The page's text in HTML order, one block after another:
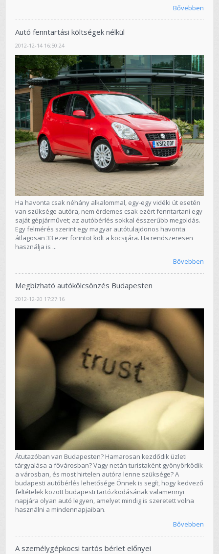
Bővebben
Autó fenntartási költségek nélkül
2012-12-14 16:50:24
Ha havonta csak néhány alkalommal, egy-egy vidéki út esetén
van szüksége autóra, nem érdemes csak ezért fenntartani egy
saját gépjárművet; az autóbérlés sokkal ésszerűbb megoldás.
Egy felmérés szerint egy magyar autótulajdonos havonta
átlagosan 33 ezer forintot költ a kocsijára. Ha rendszeresen
használja is ...
Bővebben
Megbízható autókölcsönzés Budapesten
2012-12-20 17:27:16
Átutazóban van Budapesten? Hamarosan kezdődik üzleti
tárgyalása a fővárosban? Vagy netán turistaként gyönyörködik
a városban, és most hirtelen autóra lenne szüksége? A
budapesti autóbérlés lehetősége Önnek is segít, hogy kedvező
feltételek között budapesti tartózkodásának valamennyi
napjára olyan autó legyen, amelyet mindig is szeretett volna
használni a mindennapjaiban.
Bővebben
A személygépkocsi tartós bérlet előnyei